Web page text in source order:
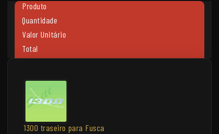
Produto
Quantidade
Valor Unitário
Total
1300 traseiro para Fusca